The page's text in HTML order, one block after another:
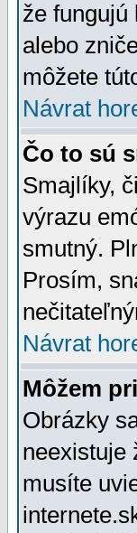
že fungujú
alebo
môžete
Návrat
Čo to sú
Smajlíky,
výrazu
smutný.
Prosím,
Návrat
Môžem
Obrázky
neexistuje
musíte